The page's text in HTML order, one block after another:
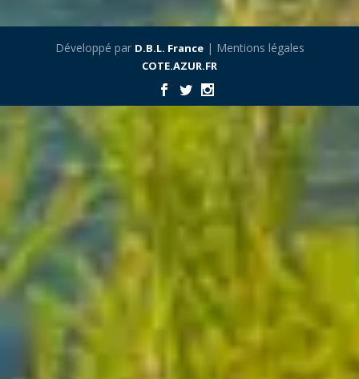
Développé par D.B.L. France| Mentions légales
COTE.AZUR.FR